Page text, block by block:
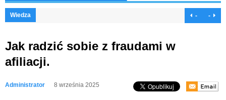
Wiedza - -
Jak radzić sobie z fraudami w
afiliacji.
Administrator 8 września 2025